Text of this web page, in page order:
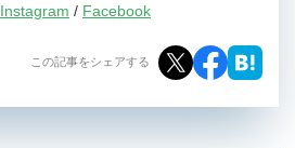
Instagram / Facebook
この記事をシェアする